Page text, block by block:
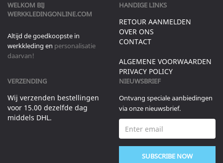
WELKOM BIJ
WERKKLEDINGONLINE.COM
Altijd de goedkoopste in
werkkleding en personalisatie
daarvan!
HANDIGE LINKS
RETOUR AANMELDEN
OVER ONS
CONTACT
ALGEMENE VOORWAARDEN
PRIVACY POLICY
VERZENDING
Wij verzenden bestellingen
voor 15.00 dezelfde dag
middels DHL.
NIEUWSBRIEF
Ontvang speciale aanbiedingen
via onze nieuwsbrief.
SUBSCRIBE NOW